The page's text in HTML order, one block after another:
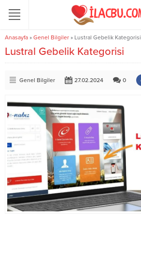
Anasayfa » Genel Bilgiler » Lustral Gebelik Kategorisi
Lustral Gebelik Kategorisi
Genel Bilgiler 27.02.2024 0